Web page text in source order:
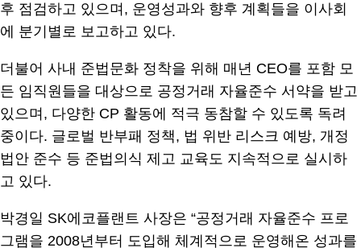
후 점검하고 있으며, 운영성과와 향후 계획들을 이사회
에 분기별로 보고하고 있다.
더불어 사내 준법문화 정착을 위해 매년 CEO를 포함 모
든 임직원들을 대상으로 공정거래 자율준수 서약을 받고
있으며, 다양한 CP 활동에 적극 동참할 수 있도록 독려
중이다. 글로벌 반부패 정책, 법 위반 리스크 예방, 개정
법안 준수 등 준법의식 제고 교육도 지속적으로 실시하
고 있다.
박경일 SK에코플랜트 사장은 “공정거래 자율준수 프로
그램을 2008년부터 도입해 체계적으로 운영해온 성과를